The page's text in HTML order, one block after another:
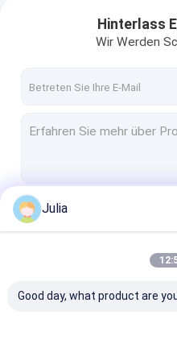
Hinterlass
Wir Werden
Julia
Good day, what product are